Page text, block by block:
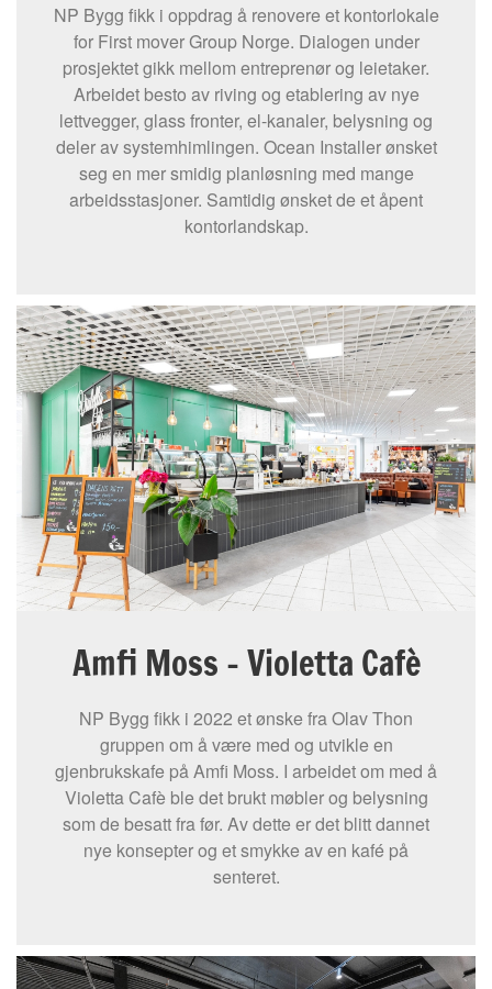
NP Bygg fikk i oppdrag å renovere et kontorlokale
for First mover Group Norge. Dialogen under
prosjektet gikk mellom entreprenør og leietaker.
Arbeidet besto av riving og etablering av nye
lettvegger, glass fronter, el-kanaler, belysning og
deler av systemhimlingen. Ocean Installer ønsket
seg en mer smidig planløsning med mange
arbeidsstasjoner. Samtidig ønsket de et åpent
kontorlandskap.
Amfi Moss – Violetta Cafè
NP Bygg fikk i 2022 et ønske fra Olav Thon
gruppen om å være med og utvikle en
gjenbrukskafe på Amfi Moss. I arbeidet om med å
Violetta Cafè ble det brukt møbler og belysning
som de besatt fra før. Av dette er det blitt dannet
nye konsepter og et smykke av en kafé på
senteret.